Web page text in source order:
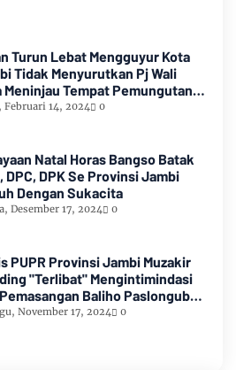
Mengguyur Kota
Tidak Menyurutkan Pj Wali
Pemilu 2024
Februari 14, 2024 0
Natal Horas Bangso Batak
DPC, DPK Se Provinsi Jambi
Dengan Sukacita
Desember 17, 2024 0
PUPR Provinsi Jambi Muzakir
"Terlibat" Mengintimindasi
Baliho Paslongub
Sudirman
November 17, 2024 0